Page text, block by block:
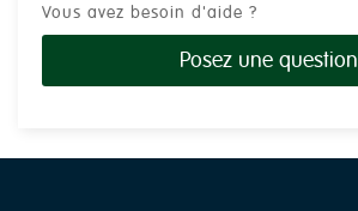
Vous avez besoin d'aide ?
Posez une question